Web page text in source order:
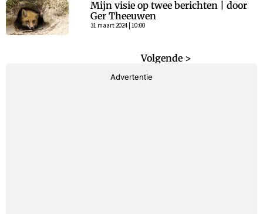
Mijn visie op twee berichten | door
Ger Theeuwen
31 maart 2024 | 10:00
Volgende >
Advertentie